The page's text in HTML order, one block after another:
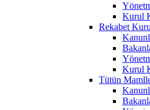
Kurul
Rekabet
Kurul
Tütün